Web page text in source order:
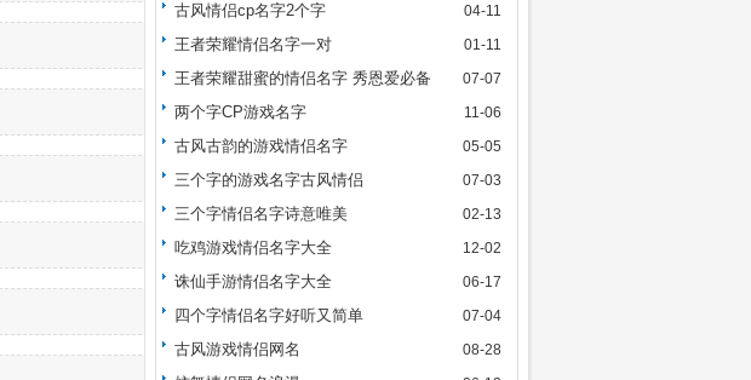
昵称
04-11
古风情侣cp名字2个字
01-11
王者荣耀情侣名字一对
07-07
王者荣耀甜蜜的情侣名字 秀恩爱必备
11-06
两个字CP游戏名字
05-05
古风古韵的游戏情侣名字
07-03
三个字的游戏名字古风情侣
02-13
三个字情侣名字诗意唯美
12-02
吃鸡游戏情侣名字大全
06-17
诛仙手游情侣名字大全
07-04
四个字情侣名字好听又简单
08-28
古风游戏情侣网名